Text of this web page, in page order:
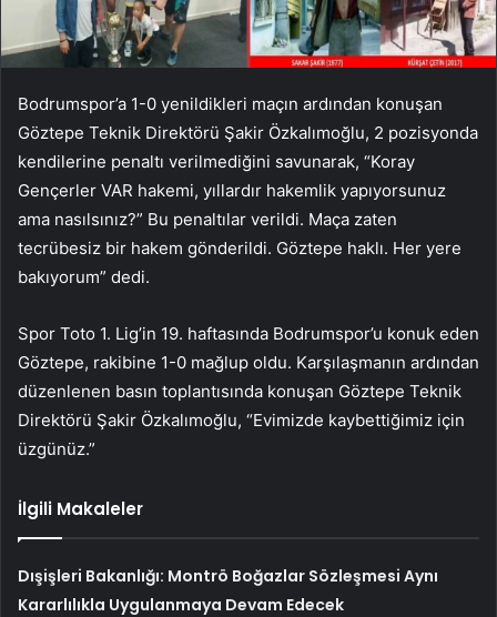
Bodrumspor’a 1-0 yenildikleri maçın ardından konuşan
Göztepe Teknik Direktörü Şakir Özkalımoğlu, 2 pozisyonda
kendilerine penaltı verilmediğini savunarak, “Koray
Gençerler VAR hakemi, yıllardır hakemlik yapıyorsunuz
ama nasılsınız?” Bu penaltılar verildi. Maça zaten
tecrübesiz bir hakem gönderildi. Göztepe haklı. Her yere
bakıyorum” dedi.
Spor Toto 1. Lig’in 19. haftasında Bodrumspor’u konuk eden
Göztepe, rakibine 1-0 mağlup oldu. Karşılaşmanın ardından
düzenlenen basın toplantısında konuşan Göztepe Teknik
Direktörü Şakir Özkalımoğlu, “Evimizde kaybettiğimiz için
üzgünüz.”
İlgili Makaleler
Dışişleri Bakanlığı: Montrö Boğazlar Sözleşmesi Aynı
Kararlılıkla Uygulanmaya Devam Edecek